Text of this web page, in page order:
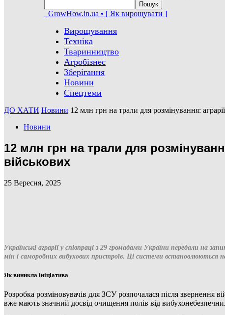
GrowHow.in.ua • [ Як вирощувати ]
Вирощування
Техніка
Тваринництво
Агробізнес
Зберігання
Новини
Спецтеми
ДО ХАТИ Новини 12 млн грн на трали для розмінування:
Новини
12 млн грн на трали для
військових
25 Вересня, 2025
Українські аграрії у співпраці з 29 громадами України передали на
мін і саморобних вибухових пристроїв. Ці системи встановлюються
Як виникла ініціатива
Розробка розміновувачів для ЗСУ розпочалася після
вже мають значний досвід очищення полів від